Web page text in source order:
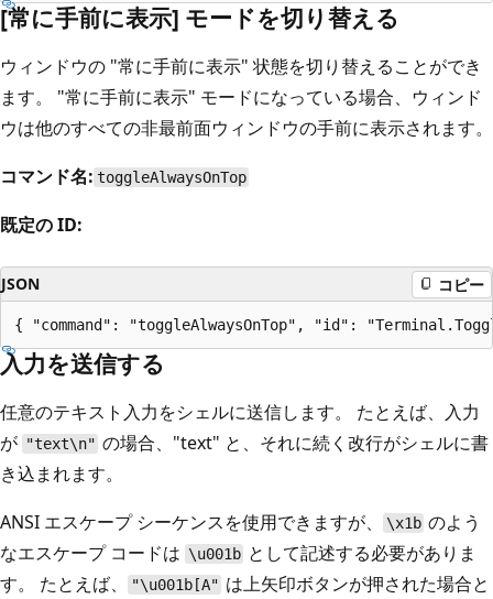
[常に手前に表示] モードを切り替える
ウィンドウの "常に手前に表示" 状態を切り替えることができ
ます。 "常に手前に表示" モードになっている場合、ウィンド
ウは他のすべての非最前面ウィンドウの手前に表示されます。
コマンド名: toggleAlwaysOnTop
既定の ID:
JSON コピー
入力を送信する
任意のテキスト入力をシェルに送信します。 たとえば、入力
が "text\n" の場合、"text" と、それに続く改行がシェルに書
き込まれます。
ANSI エスケープ シーケンスを使用できますが、
\x1b のよう
なエスケープ コードは \u001b として記述する必要がありま
す。 たとえば、
"\u001b[A" は上矢印ボタンが押された場合と